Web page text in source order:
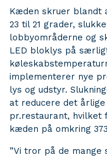
Kæden skruer blandt
23 til 21 grader,
lobbyområderne og
LED bloklys på
implementerer nye
lys og udstyr.
at reducere det
pr.restaurant,
kæden på omkring
”Vi tror på de mange